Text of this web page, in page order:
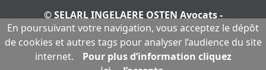
© SELARL INGELAERE OSTEN Avocats -
SERLARL au capital de 10.000 euros|
Mentions légales
En poursuivant votre navigation, vous acceptez le dépôt
de cookies et autres tags pour analyser l’audience du site
internet.
Pour plus d’information cliquez